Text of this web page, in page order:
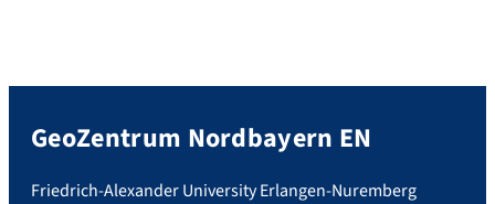
GeoZentrum Nordbayern EN
Friedrich-Alexander University Erlangen-Nuremberg